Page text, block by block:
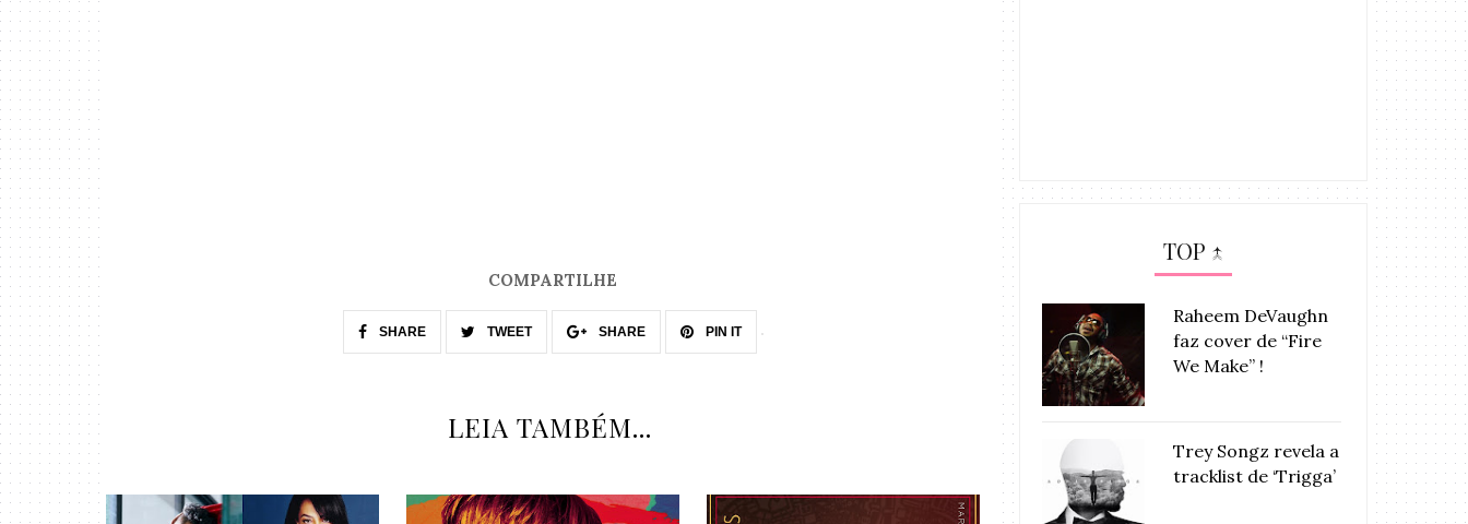
COMPARTILHE
SHARE TWEET SHARE PIN IT
LEIA TAMBÉM...
TOP ↑
Raheem DeVaughn
faz cover de “Fire
We Make” !
Trey Songz revela a
tracklist de ‘Trigga’